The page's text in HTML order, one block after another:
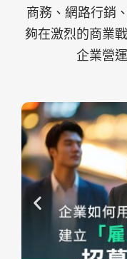
商務、網路行銷
夠在激烈的商業
企業營